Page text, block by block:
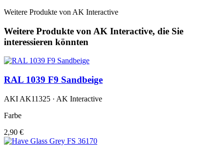
Weitere Produkte von AK Interactive
Weitere Produkte von AK Interactive, die Sie
interessieren könnten
RAL 1039 F9 Sandbeige
AKI AK11325 · AK Interactive
Farbe
2,90 €